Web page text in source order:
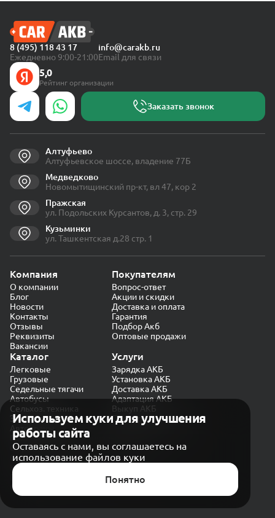
Используем куки для улучшения
работы сайта
Оставаясь с нами, вы соглашаетесь на
использование файлов куки
Понятно
8 (495) 118 43 17
Ежедневно 9:00-21:00
info@carakb.ru
Email для связи
5,0
Рейтинг организации
Заказать звонок
Алтуфьево
Алтуфьевское шоссе, владение 77Б
Медведково
Новомытищинский пр-кт, вл 47, кор 2
Пражская
ул. Подольских Курсантов, д. 3, стр. 29
Кузьминки
ул. Ташкентская д.28 стр. 1
Компания
О компании
Блог
Новости
Контакты
Отзывы
Реквизиты
Вакансии
Покупателям
Вопрос-ответ
Акции и скидки
Доставка и оплата
Гарантия
Подбор Акб
Оптовые продажи
Каталог
Легковые
Грузовые
Седельные тягачи
Автобусы
Сельхоз. техника
Экскаваторы
Автокраны
Услуги
Зарядка АКБ
Установка АКБ
Доставка АКБ
Адаптация АКБ
Выкуп АКБ
Проверка генератора
Политика конфиденциальности
Обработка персональных данных
Согласие на обработку в «Яндекс.Метрика»
Карта сайта
© CARAKB 2026. Все права защищены